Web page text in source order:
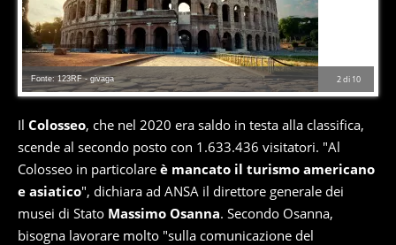
2di 10
Fonte: 123RF - givaga
Il Colosseo, che nel 2020 era saldo in testa alla classifica,
scende al secondo posto con 1.633.436 visitatori. "Al
Colosseo in particolare è mancato il turismo americano
e asiatico", dichiara ad ANSA il direttore generale dei
musei di Stato Massimo Osanna. Secondo Osanna,
bisogna lavorare molto "sulla comunicazione del